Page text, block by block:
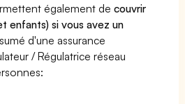
également decouvrir
enfants) si vous avez un
d'une assurance
/ Régulatrice réseau